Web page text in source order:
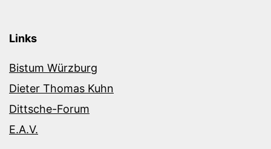
Links
Bistum Würzburg
Dieter Thomas Kuhn
Dittsche-Forum
E.A.V.